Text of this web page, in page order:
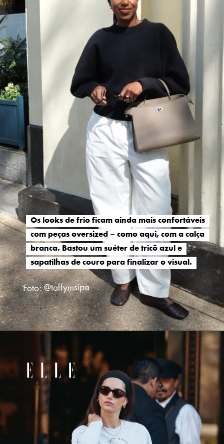
Os looks de frio ficam ainda mais confortáveis
com peças oversized – como aqui, com a calça
branca. Bastou um suéter de tricô azul e
sapatilhas de couro para finalizar o visual.
Os looks de frio ficam ainda mais confortáveis
com peças oversized – como aqui, com a calça
branca. Bastou um suéter de tricô azul e
sapatilhas de couro para finalizar o visual.
Foto: @taffymsipa